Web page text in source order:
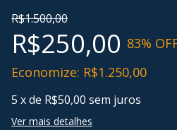
R$1.500,00
R$250,00 83%
Economize: R$1.250,00
5 x de R$50,00 sem juros
Ver mais detalhes